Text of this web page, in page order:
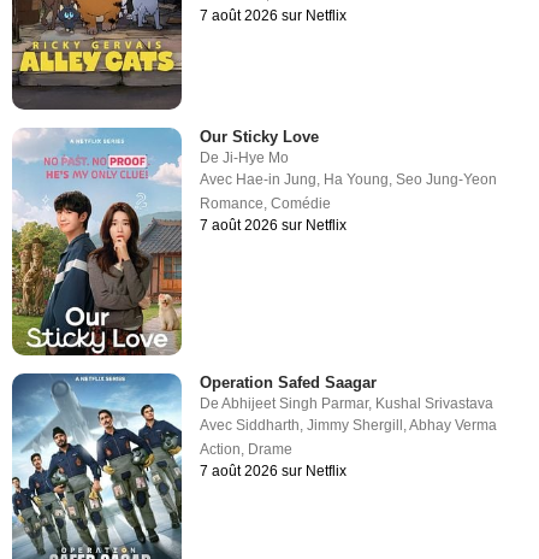
7 août 2026 sur Netflix
Our Sticky Love
DeJi-Hye Mo
Avec Hae-in Jung, Ha Young,Seo Jung-Yeon
Romance,Comédie
7 août 2026 sur Netflix
Operation Safed Saagar
DeAbhijeet Singh Parmar, Kushal Srivastava
AvecSiddharth ,Jimmy Shergill ,Abhay Verma
Action Drame
7 août 2026 sur Netflix